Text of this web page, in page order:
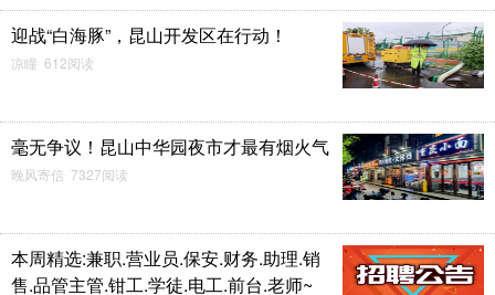
冰雪飞舞 14 徐晋
迎战“白海豚”，昆山开发区在行动！
凉瞳 612阅读
毫无争议！昆山中华园夜市才最有烟火气
晚风寄信 7327阅读
本周精选:兼职.营业员.保安.财务.助理.销
售.品管主管.钳工.学徒.电工.前台.老师~